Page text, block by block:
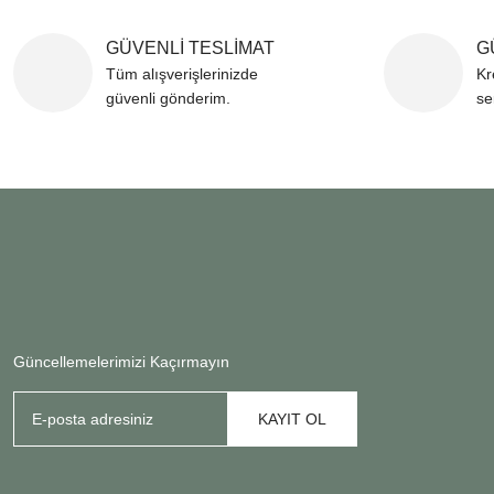
GÜVENLİ TESLİMAT
Tüm alışverişlerinizde
güvenli gönderim.
Güncellemelerimizi Kaçırmayın
KAYIT OL